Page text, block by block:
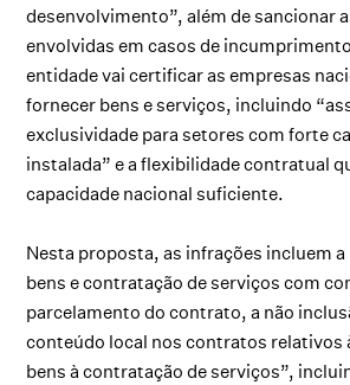
desenvolvimento”, além de sancionar
envolvidas em casos de
entidade vai certificar as empresas
fornecer bens e serviços, incluindo
exclusividade para setores com forte
instalada” e a flexibilidade contratual
capacidade nacional suficiente.
Nesta proposta, as infrações incluem a
bens e contratação de serviços com
parcelamento do contrato, a não
conteúdo local nos contratos relativos
bens à contratação de serviços”,